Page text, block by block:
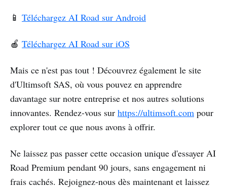
📱 Téléchargez AI Road sur Android
🍎 Téléchargez AI Road sur iOS
Mais ce n'est pas tout ! Découvrez également le site
d'Ultimsoft SAS, où vous pouvez en apprendre
davantage sur notre entreprise et nos autres solutions
innovantes. Rendez-vous sur https://ultimsoft.com pour
explorer tout ce que nous avons à offrir.
Ne laissez pas passer cette occasion unique d'essayer AI
Road Premium pendant 90 jours, sans engagement ni
frais cachés. Rejoignez-nous dès maintenant et laissez